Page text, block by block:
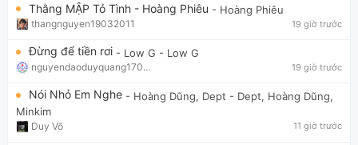
Thằng MẬP Tỏ Tình - Hoàng Phiêu - Hoàng Phiêu
thangnguyen19032011 19 giờ trước
Đừng để tiền rơi - Low G - Low G
nguyendaoduyquang17021 19 giờ trước
Nói Nhỏ Em Nghe - Hoàng Dũng, Dept - Dept, Hoàng Dũng,
Minkim
Duy Võ 11 giờ trước